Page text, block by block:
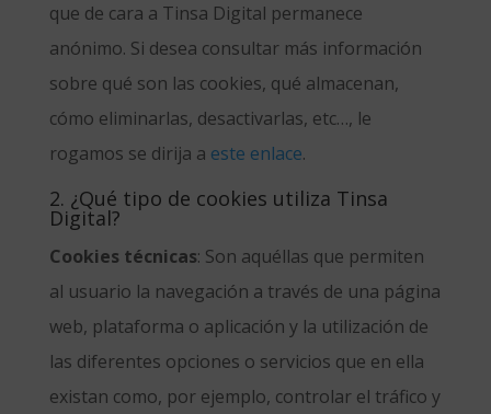
que de cara a Tinsa Digital permanece
anónimo. Si desea consultar más información
sobre qué son las cookies, qué almacenan,
cómo eliminarlas, desactivarlas, etc…, le
rogamos se dirija a este enlace.
2. ¿Qué tipo de cookies utiliza Tinsa
Digital?
Cookies técnicas: Son aquéllas que permiten
al usuario la navegación a través de una página
web, plataforma o aplicación y la utilización de
las diferentes opciones o servicios que en ella
existan como, por ejemplo, controlar el tráfico y